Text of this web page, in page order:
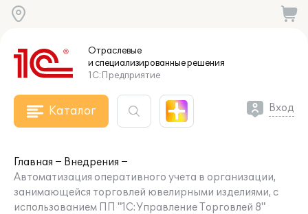
Отраслевые
и специализированныерешения
1С:Предприятие
Каталог Вход
Главная
Внедрения
Автоматизация оперативного учета в организации,
занимающейся торговлей ювелирными изделиями, с
использованием ПП "1С:Управление Торговлей 8"